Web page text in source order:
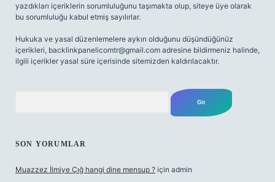
yazdıkları içeriklerin sorumluluğunu taşımakta olup, siteye üye olarak
bu sorumluluğu kabul etmiş sayılırlar.
Hukuka ve yasal düzenlemelere aykırı olduğunu düşündüğünüz
içerikleri, backlinkpanelicomtr@gmail.com adresine bildirmeniz halinde,
ilgili içerikler yasal süre içerisinde sitemizden kaldırılacaktır.
SON YORUMLAR
Muazzez İlmiye Çığ hangi dine mensup ? için admin